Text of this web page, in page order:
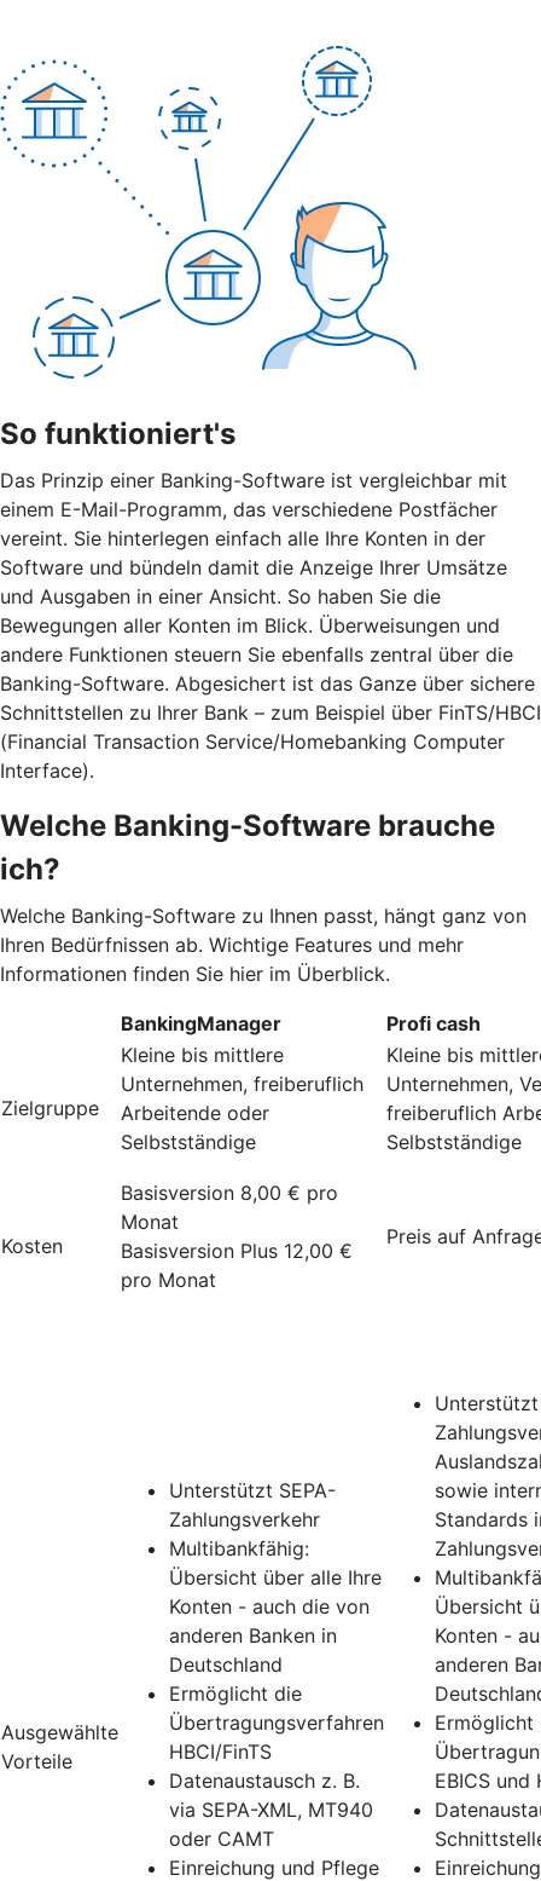
So funktioniert's
Das Prinzip einer Banking-Software ist vergleichbar mit
einem E-Mail-Programm, das verschiedene Postfächer
vereint. Sie hinterlegen einfach alle Ihre Konten in der
Software und bündeln damit die Anzeige Ihrer Umsätze
und Ausgaben in einer Ansicht. So haben Sie die
Bewegungen aller Konten im Blick. Überweisungen und
andere Funktionen steuern Sie ebenfalls zentral über die
Banking-Software. Abgesichert ist das Ganze über sichere
Schnittstellen zu Ihrer Bank – zum Beispiel über FinTS/HBCI
(Financial Transaction Service/Homebanking Computer
Interface).
Welche Banking-Software brauche
ich?
Welche Banking-Software zu Ihnen passt, hängt ganz von
Ihren Bedürfnissen ab. Wichtige Features und mehr
Informationen finden Sie hier im Überblick.
BankingManager Profi cash
Zielgruppe
Kleine bis mittlere
Unternehmen, freiberuflich
Arbeitende oder
Selbstständige
Kleine bis
Unternehmen,
freiberuflich
Selbstständige
Kosten
Basisversion 8,00 € pro
Monat
Basisversion Plus 12,00 €
pro Monat
Preis auf
Ausgewählte
Vorteile
Unterstützt SEPA-
Zahlungsverkehr
Multibankfähig:
Übersicht über alle Ihre
Konten - auch die von
anderen Banken in
Deutschland
Ermöglicht die
Übertragungsverfahren
HBCI/FinTS
Datenaustausch z. B.
via SEPA-XML, MT940
oder CAMT
Einreichung und Pflege
Unterstützt
sowie
Standards
Übersicht
Konten -
anderen
Ermöglicht
EBICS und